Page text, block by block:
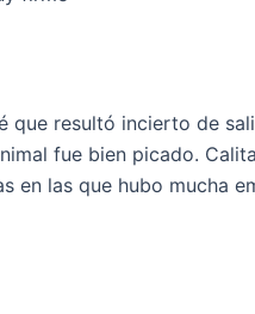
resultó incierto de
fue bien picado.
en las que hubo mucha